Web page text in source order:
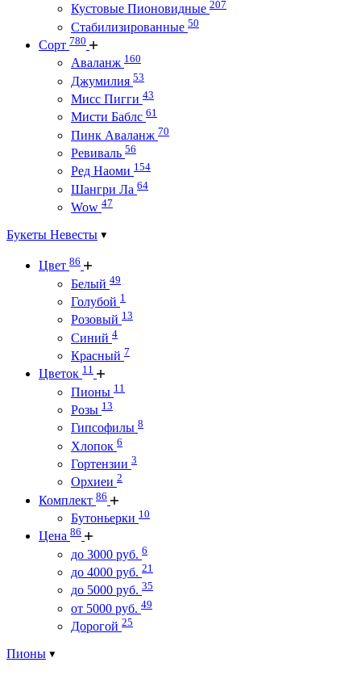
Кустовые Пионовидные 207
Стабилизированные 50
Сорт 780
Аваланж 160
Джумилия 53
Мисс Пигги 43
Мисти Баблс 61
Пинк Аваланж 70
Ревиваль 56
Ред Наоми 154
Шангри Ла 64
Wow 47
Букеты Невесты
Цвет 86
Белый 49
Голубой 1
Розовый 13
Синий 4
Красный 7
Цветок 11
Пионы 11
Розы 13
Гипсофилы 8
Хлопок 6
Гортензии 3
Орхиеи 2
Комплект 86
Бутоньерки 10
Цена 86
до 3000 руб. 6
до 4000 руб. 21
до 5000 руб. 35
от 5000 руб. 49
Дорогой 25
Пионы